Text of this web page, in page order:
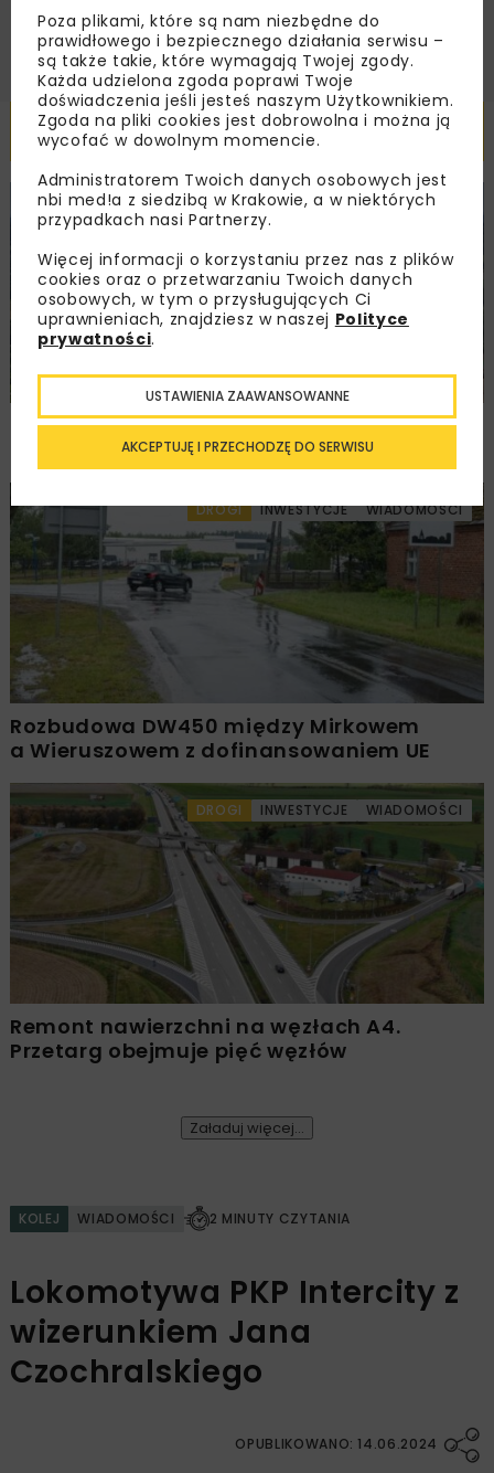
Powiązane artykuły
KOLEJ WIADOMOŚCI INWESTYCJE
PKP PLK ogłosiły przetarg na odcinek Gdów
– Szczyrzyc projektu Podłęże–Piekiełko
DROGI INWESTYCJE WIADOMOŚCI
Rozbudowa DW450 między Mirkowem
a Wieruszowem z dofinansowaniem UE
DROGI INWESTYCJE WIADOMOŚCI
Remont nawierzchni na węzłach A4.
Przetarg obejmuje pięć węzłów
Załaduj więcej...
KOLEJ WIADOMOŚCI 2 MINUTY CZYTANIA
Lokomotywa PKP Intercity z
wizerunkiem Jana
Czochralskiego
OPUBLIKOWANO: 14.06.2024
Poza plikami, które są nam niezbędne do
prawidłowego i bezpiecznego działania serwisu –
są także takie, które wymagają Twojej zgody.
Każda udzielona zgoda poprawi Twoje
doświadczenia jeśli jesteś naszym Użytkownikiem.
Zgoda na pliki cookies jest dobrowolna i można ją
wycofać w dowolnym momencie.
Administratorem Twoich danych osobowych jest
nbi med!a z siedzibą w Krakowie, a w niektórych
przypadkach nasi Partnerzy.
Więcej informacji o korzystaniu przez nas z plików
cookies oraz o przetwarzaniu Twoich danych
osobowych, w tym o przysługujących Ci
uprawnieniach, znajdziesz w naszej Polityce
prywatności.
AKCEPTUJĘ I PRZECHODZĘ DO SERWISU
USTAWIENIA ZAAWANSOWANNE